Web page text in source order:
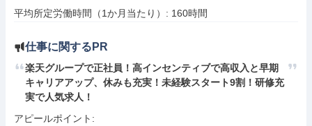
平均所定労働時間（1か月当たり）: 160時間
仕事に関するPR
楽天グループで正社員！高インセンティブで高収入と早期
キャリアアップ、休みも充実！未経験スタート9割！研修充
実で人気求人！
アピールポイント: